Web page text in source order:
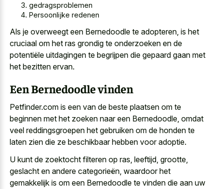
gedragsproblemen
Persoonlijke redenen
Als je overweegt een Bernedoodle te adopteren, is het
cruciaal om het ras grondig te onderzoeken en de
potentiële uitdagingen te begrijpen die gepaard gaan met
het bezitten ervan.
Een Bernedoodle vinden
Petfinder.com is een van de beste plaatsen om te
beginnen met het zoeken naar een Bernedoodle, omdat
veel reddingsgroepen het gebruiken om de honden te
laten zien die ze beschikbaar hebben voor adoptie.
U kunt de zoektocht filteren op ras, leeftijd, grootte,
geslacht en andere categorieën, waardoor het
gemakkelijk is om een Bernedoodle te vinden die aan uw